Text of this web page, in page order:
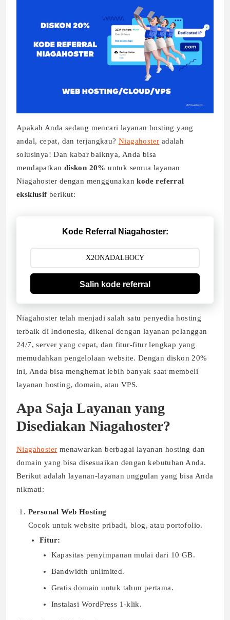
Apakah Anda sedang mencari layanan hosting yang
andal, cepat, dan terjangkau? Niagahoster adalah
solusinya! Dan kabar baiknya, Anda bisa
mendapatkan diskon 20% untuk semua layanan
Niagahoster dengan menggunakankode referral
eksklusifberikut:
Kode Referral Niagahoster:
Salin kode referral
Niagahoster telah menjadi salah satu penyedia hosting
terbaik di Indonesia, dikenal dengan layanan pelanggan
24/7, server yang cepat, dan fitur-fitur lengkap yang
memudahkan pengelolaan website. Dengan diskon 20%
ini, Anda bisa menghemat lebih banyak saat membeli
layanan hosting, domain, atau VPS.
Apa Saja Layanan yang
Disediakan Niagahoster?
Niagahoster menawarkan berbagai layanan hosting dan
domain yang bisa disesuaikan dengan kebutuhan Anda.
Berikut adalah layanan-layanan unggulan yang bisa Anda
nikmati:
Personal Web Hosting
Cocok untuk website pribadi, blog, atau portofolio.
Fitur:
Kapasitas penyimpanan mulai dari 10 GB.
Bandwidth unlimited.
Gratis domain untuk tahun pertama.
Instalasi WordPress 1-klik.